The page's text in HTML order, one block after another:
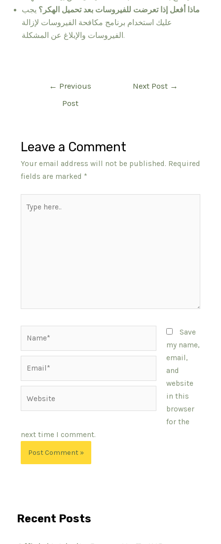
Recent Posts
ماذا أفعل إذا تعرضت للفيروسات بعد تحميل الهكر؟ يجب
عليك استخدام برنامج مكافحة الفيروسات لإزالة
الفيروسات والإبلاغ عن المشكلة.
← Previous
Post
Next Post →
Leave a Comment
Your email address will not be published. Required
fields are marked *
here..
Save
my name,
email,
and
website
in this
browser
for the
next time I comment.